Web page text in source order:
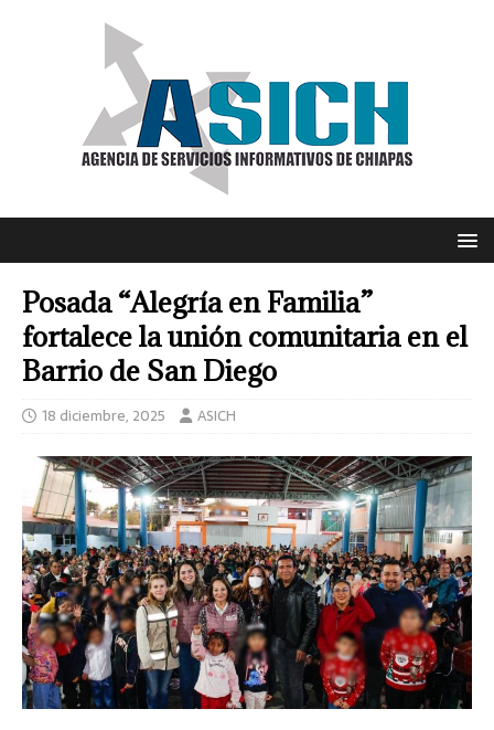
Posada “Alegría en Familia”
fortalece la unión comunitaria en el
Barrio de San Diego
18 diciembre, 2025 ASICH